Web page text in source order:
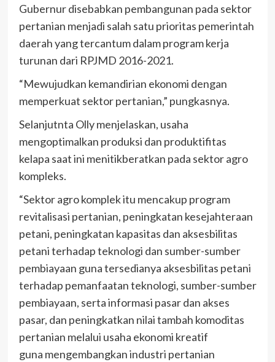
Gubernur disebabkan pembangunan pada sektor
pertanian menjadi salah satu prioritas pemerintah
daerah yang tercantum dalam program kerja
turunan dari RPJMD 2016-2021.
“Mewujudkan kemandirian ekonomi dengan
memperkuat sektor pertanian,” pungkasnya.
Selanjutnta Olly menjelaskan, usaha
mengoptimalkan produksi dan produktifitas
kelapa saat ini menitikberatkan pada sektor agro
kompleks.
“Sektor agro komplek itu mencakup program
revitalisasi pertanian, peningkatan kesejahteraan
petani, peningkatan kapasitas dan aksesbilitas
petani terhadap teknologi dan sumber-sumber
pembiayaan guna tersedianya aksesbilitas petani
terhadap pemanfaatan teknologi, sumber-sumber
pembiayaan, serta informasi pasar dan akses
pasar, dan peningkatkan nilai tambah komoditas
pertanian melalui usaha ekonomi kreatif
guna mengembangkan industri pertanian